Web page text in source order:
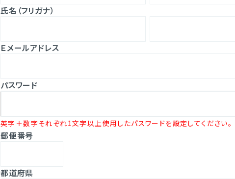
氏名（フリガナ）
Ｅメールアドレス
パスワード
英字＋数字それぞれ1文字以上使用したパスワードを設定してください。
郵便番号
都道府県